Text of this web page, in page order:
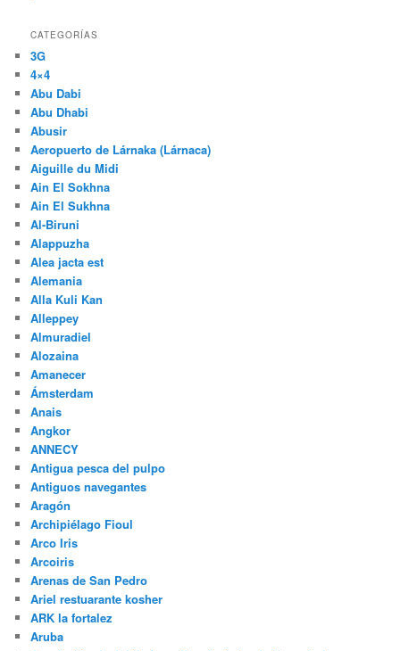
CATEGORÍAS
3G
4×4
Abu Dabi
Abu Dhabi
Abusir
Aeropuerto de Lárnaka (Lárnaca)
Aiguille du Midi
Ain El Sokhna
Ain El Sukhna
Al-Biruni
Alappuzha
Alea jacta est
Alemania
Alla Kuli Kan
Alleppey
Almuradiel
Alozaina
Amanecer
Ámsterdam
Anais
Angkor
ANNECY
Antigua pesca del pulpo
Antiguos navegantes
Aragón
Archipiélago Fioul
Arco Iris
Arcoiris
Arenas de San Pedro
Ariel restuarante kosher
ARK la fortalez
Aruba